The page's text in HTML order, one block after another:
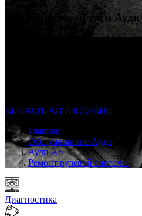
Замена рулевой тягиАуди
Профессиональный автосервис
ВЫБРАТЬ АВТОСЕРВИС
Главная
Обслуживание Ауди
Ауди А6
Ремонт рулевой системы
Диагностика